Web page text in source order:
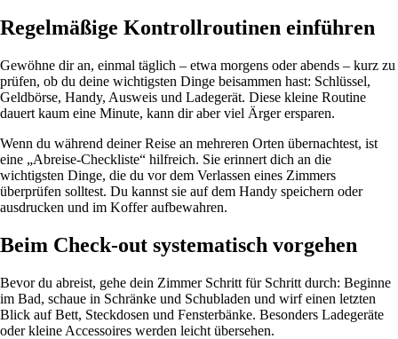
Regelmäßige Kontrollroutinen einführen
Gewöhne dir an, einmal täglich – etwa morgens oder abends – kurz zu
prüfen, ob du deine wichtigsten Dinge beisammen hast: Schlüssel,
Geldbörse, Handy, Ausweis und Ladegerät. Diese kleine Routine
dauert kaum eine Minute, kann dir aber viel Ärger ersparen.
Wenn du während deiner Reise an mehreren Orten übernachtest, ist
eine „Abreise-Checkliste“ hilfreich. Sie erinnert dich an die
wichtigsten Dinge, die du vor dem Verlassen eines Zimmers
überprüfen solltest. Du kannst sie auf dem Handy speichern oder
ausdrucken und im Koffer aufbewahren.
Beim Check-out systematisch vorgehen
Bevor du abreist, gehe dein Zimmer Schritt für Schritt durch: Beginne
im Bad, schaue in Schränke und Schubladen und wirf einen letzten
Blick auf Bett, Steckdosen und Fensterbänke. Besonders Ladegeräte
oder kleine Accessoires werden leicht übersehen.